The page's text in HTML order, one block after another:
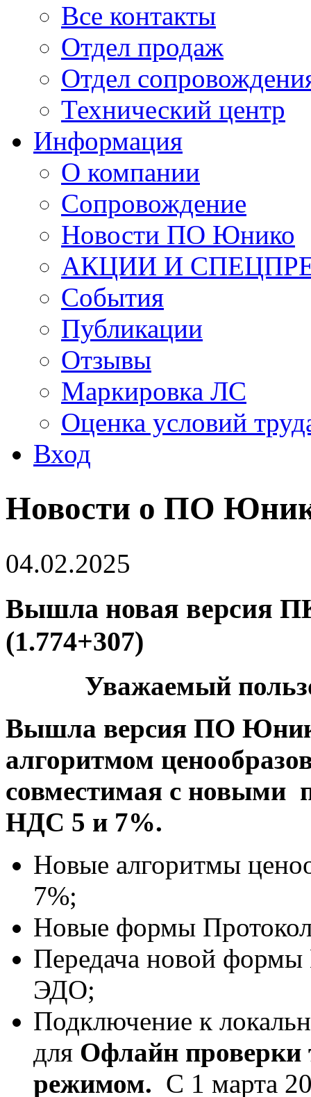
Все контакты
Отдел продаж
Отдел
Технический центр
Информация
О компании
Сопровождение
Новости ПО Юнико
АКЦИИ И
События
Публикации
Отзывы
Маркировка ЛС
Оценка условий
Вход
Новости о ПО
04.02.2025
Вышла новая версия
(1.774+307)
Уважаемый
Вышла версия ПО
алгоритмом
совместимая с
НДС 5 и 7%.
Новые алгоритмы
7%;
Новые формы
Передача новой формы
ЭДО;
Подключение к
для Офлайн
режимом. С 1 марта